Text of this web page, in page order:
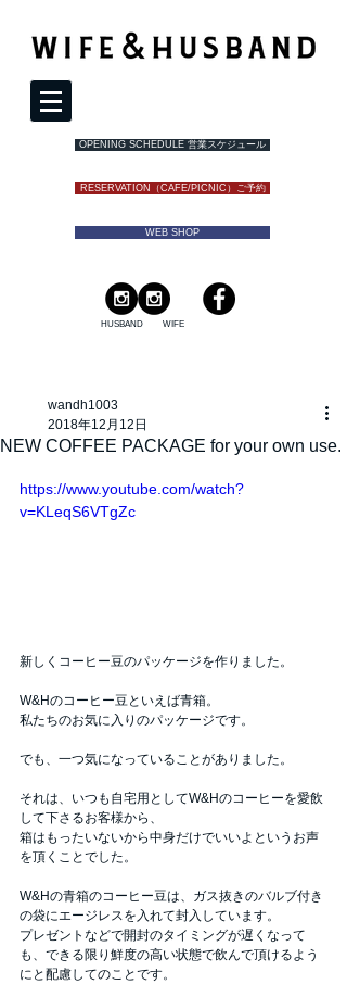
OPENING SCHEDULE 営業スケジュール
RESERVATION（CAFE/PICNIC）ご予約
WEB SHOP
HUSBAND WIFE
NEW COFFEE PACKAGE for your own use.
wandh1003
2018年12月12日
https://www.youtube.com/watch?
v=KLeqS6VTgZc
新しくコーヒー豆のパッケージを作りました。
W&Hのコーヒー豆といえば青箱。
私たちのお気に入りのパッケージです。
でも、一つ気になっていることがありました。
それは、いつも自宅用としてW&Hのコーヒーを愛飲
して下さるお客様から、
箱はもったいないから中身だけでいいよというお声
を頂くことでした。
W&Hの青箱のコーヒー豆は、ガス抜きのバルブ付き
の袋にエージレスを入れて封入しています。
プレゼントなどで開封のタイミングが遅くなって
も、できる限り鮮度の高い状態で飲んで頂けるよう
にと配慮してのことです。